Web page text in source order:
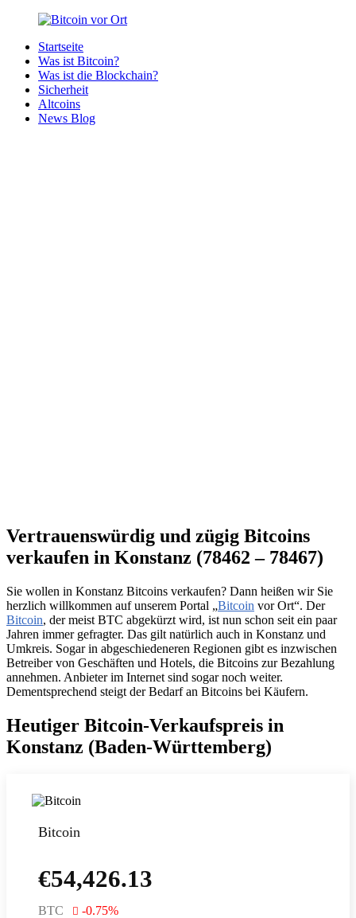
Zurück
Inhalt
Bitcoin
Bitcoins
deiner
Region
Startseite
Was ist Bitcoin?
Was ist die Blockchain?
Sicherheit
Altcoins
News Blog
Vertrauenswürdig und zügig Bitcoins
verkaufen in Konstanz (78462 – 78467)
Sie wollen in Konstanz Bitcoins verkaufen? Dann heißen wir Sie
herzlich willkommen auf unserem Portal „Bitcoin vor Ort“. Der
Bitcoin, der meist BTC abgekürzt wird, ist nun schon seit ein paar
Jahren immer gefragter. Das gilt natürlich auch in Konstanz und
Umkreis. Sogar in abgeschiedeneren Regionen gibt es inzwischen
Betreiber von Geschäften und Hotels, die Bitcoins zur Bezahlung
annehmen. Anbieter im Internet sind sogar noch weiter.
Dementsprechend steigt der Bedarf an Bitcoins bei Käufern.
Heutiger Bitcoin-Verkaufspreis in
Konstanz (Baden-Württemberg)
Bitcoin
€54,426.13
BTC -0.75%